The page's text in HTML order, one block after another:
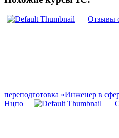
Отзывы
переподготовка «Инженер в
Нцпо